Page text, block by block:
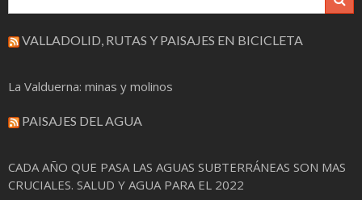
VALLADOLID, RUTAS Y PAISAJES EN BICICLETA
La Valduerna: minas y molinos
PAISAJES DEL AGUA
CADA AÑO QUE PASA LAS AGUAS SUBTERRÁNEAS SON MAS
CRUCIALES. SALUD Y AGUA PARA EL 2022